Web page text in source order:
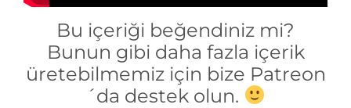
Bu içeriği beğendiniz mi?
Bunun gibi daha fazla içerik
üretebilmemiz için bize Patreon
´da destek olun.